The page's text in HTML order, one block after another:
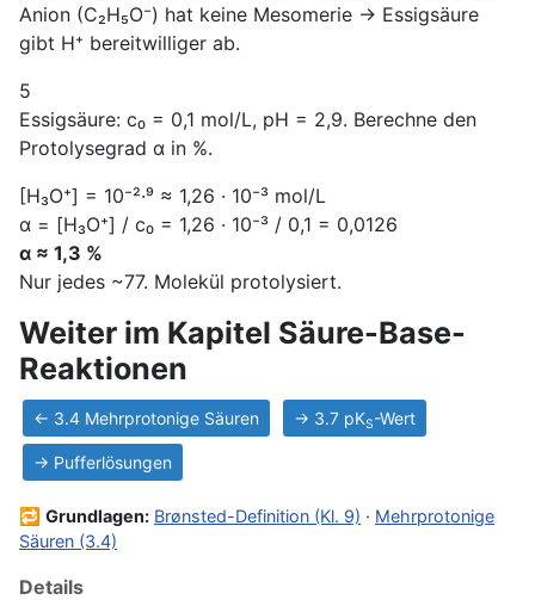
Anion (C₂H₅O⁻) hat keine Mesomerie → Essigsäure
gibt H⁺ bereitwilliger ab.
5
Essigsäure: c₀ = 0,1 mol/L, pH = 2,9. Berechne den
Protolysegrad α in %.
[H₃O⁺] = 10⁻²·⁹ ≈ 1,26 · 10⁻³ mol/L
α = [H₃O⁺] / c₀ = 1,26 · 10⁻³ / 0,1 = 0,0126
α ≈ 1,3 %
Nur jedes ~77. Molekül protolysiert.
Weiter im Kapitel Säure-Base-
Reaktionen
← 3.4 Mehrprotonige Säuren → 3.7 pKS-Wert
→ Pufferlösungen
🔁 Grundlagen: Brønsted-Definition (Kl. 9) · Mehrprotonige
Säuren (3.4)
Details